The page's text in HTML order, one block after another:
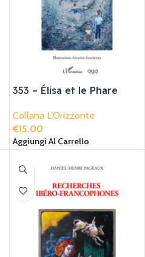
353 – Élisa et le Phare
Collana L'Orizzonte
€15.00
Aggiungi Al Carrello